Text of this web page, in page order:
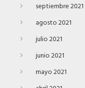
septiembre 2021
agosto 2021
julio 2021
junio 2021
mayo 2021